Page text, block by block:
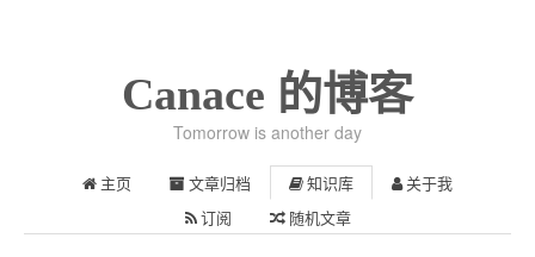
Canace 的博客
Tomorrow is another day
主页 文章归档 知识库 关于我
订阅 随机文章